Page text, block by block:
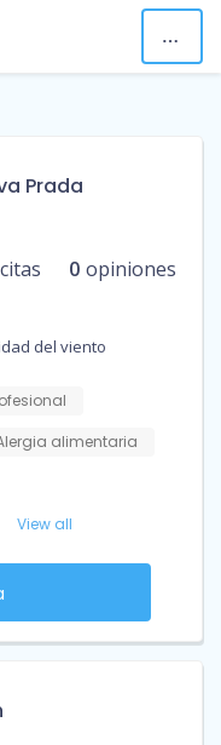
Prada
citas 0 opiniones
del viento
alimentaria
View all